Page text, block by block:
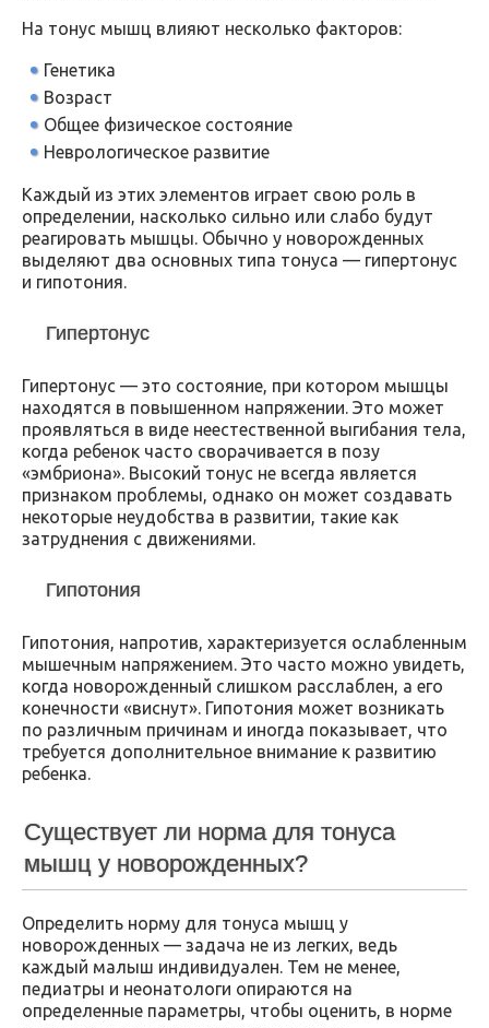
На тонус мышц влияют несколько факторов:
Генетика
Возраст
Общее физическое состояние
Неврологическое развитие
Каждый из этих элементов играет свою роль в
определении, насколько сильно или слабо будут
реагировать мышцы. Обычно у новорожденных
выделяют два основных типа тонуса — гипертонус
и гипотония.
Гипертонус
Гипертонус — это состояние, при котором мышцы
находятся в повышенном напряжении. Это может
проявляться в виде неестественной выгибания тела,
когда ребенок часто сворачивается в позу
«эмбриона». Высокий тонус не всегда является
признаком проблемы, однако он может создавать
некоторые неудобства в развитии, такие как
затруднения с движениями.
Гипотония
Гипотония, напротив, характеризуется ослабленным
мышечным напряжением. Это часто можно увидеть,
когда новорожденный слишком расслаблен, а его
конечности «виснут». Гипотония может возникать
по различным причинам и иногда показывает, что
требуется дополнительное внимание к развитию
ребенка.
Существует ли норма для тонуса
мышц у новорожденных?
Определить норму для тонуса мышц у
новорожденных — задача не из легких, ведь
каждый малыш индивидуален. Тем не менее,
педиатры и неонатологи опираются на
определенные параметры, чтобы оценить, в норме